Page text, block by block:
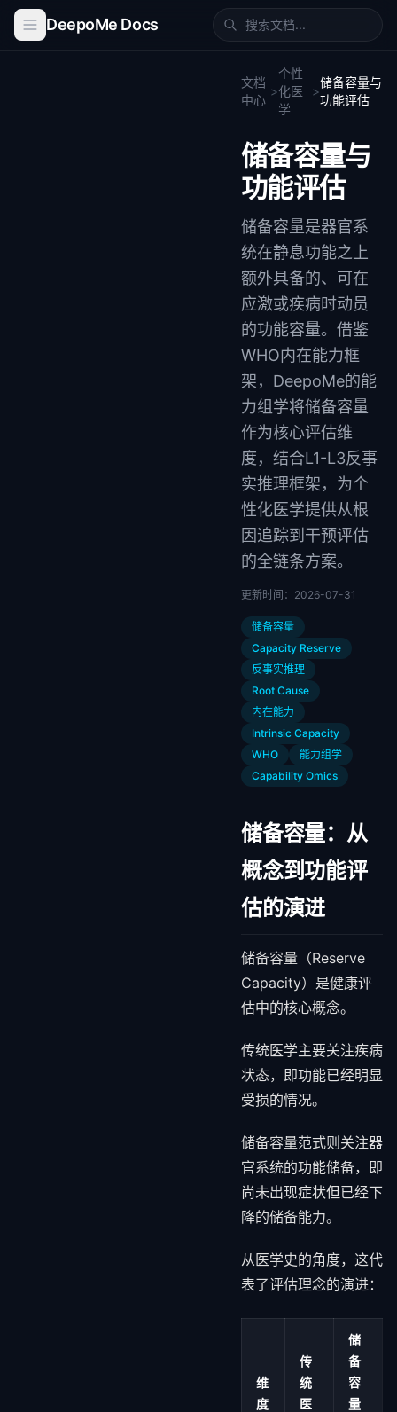
DeepoMe Docs
文档
中心
>
个性
化医
学
>
储备容量与
功能评估
储备容量与
功能评估
储备容量是器官系
统在静息功能之上
额外具备的、可在
应激或疾病时动员
的功能容量。借鉴
WHO内在能力框
架，DeepoMe的能
力组学将储备容量
作为核心评估维
度，结合L1-L3反事
实推理框架，为个
性化医学提供从根
因追踪到干预评估
的全链条方案。
更新时间： 2026-07-31
储备容量
Capacity Reserve
反事实推理
Root Cause
内在能力
Intrinsic Capacity
WHO
能力组学
Capability Omics
储备容量：从
概念到功能评
估的演进
储备容量（Reserve
Capacity）是健康评
估中的核心概念。
传统医学主要关注疾病
状态，即功能已经明显
受损的情况。
储备容量范式则关注器
官系统的功能储备，即
尚未出现症状但已经下
降的储备能力。
从医学史的角度，这代
表了评估理念的演进：
维
度
传
统
医
储
备
容
量